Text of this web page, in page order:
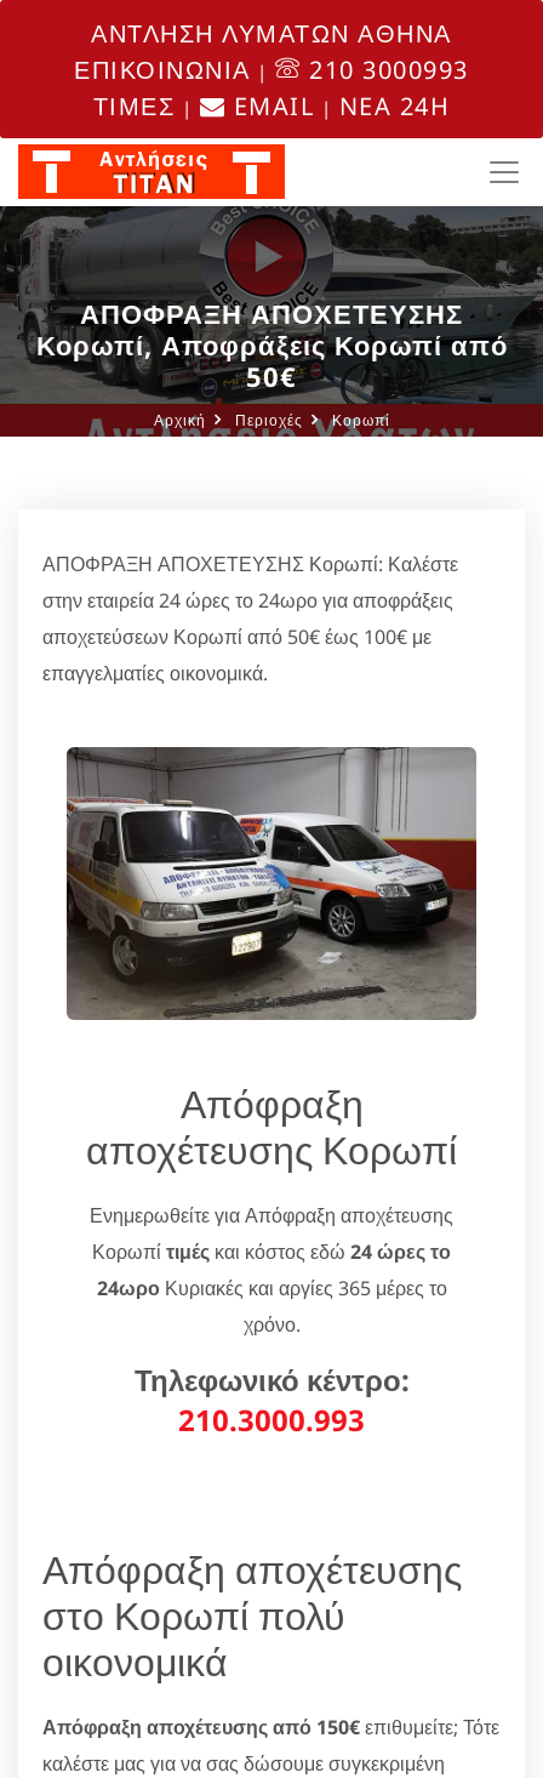
ΑΝΤΛΗΣΗ ΛΥΜΑΤΩΝ ΑΘΗΝΑ
ΕΠΙΚΟΙΝΩΝΙΑ |
210 3000993
ΤΙΜΕΣ | EMAIL | NEA 24H
ΑΠΟΦΡΑΞΗ ΑΠΟΧΕΤΕΥΣΗΣ
Κορωπί, Αποφράξεις Κορωπί από
50€
Αρχική Περιοχές Κορωπί
ΑΠΟΦΡΑΞΗ ΑΠΟΧΕΤΕΥΣΗΣ Κορωπί: Καλέστε
στην εταιρεία 24 ώρες το 24ωρο για αποφράξεις
αποχετεύσεων Κορωπί από 50€ έως 100€ με
επαγγελματίες οικονομικά.
Απόφραξη
αποχέτευσης Κορωπί
Ενημερωθείτε για Απόφραξη αποχέτευσης
Κορωπίτιμές και κόστος εδώ 24 ώρες το
24ωροΚυριακές και αργίες 365 μέρες το
χρόνο.
Τηλεφωνικό κέντρο:
210.3000.993
Απόφραξη αποχέτευσης
στο Κορωπί πολύ
οικονομικά
Απόφραξη αποχέτευσης από 150€επιθυμείτε; Τότε
καλέστε μας για να σας δώσουμε συγκεκριμένη